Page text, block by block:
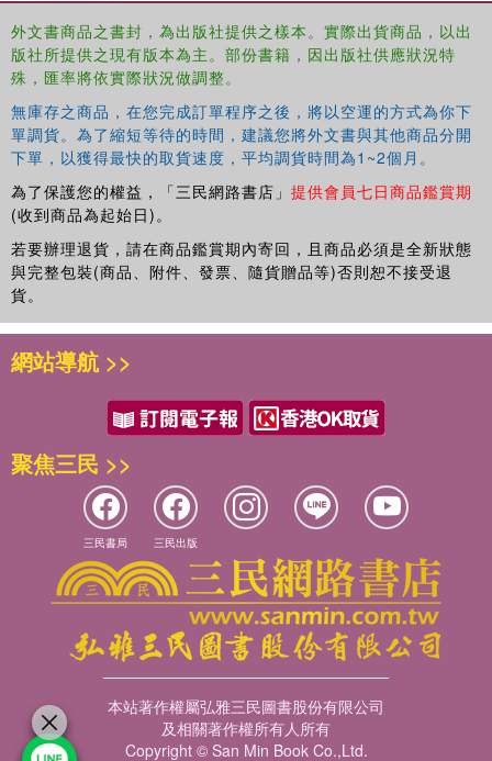
外文書商品之書封，為出版社提供之樣本。實際出貨商品，以出
版社所提供之現有版本為主。部份書籍，因出版社供應狀況特
殊，匯率將依實際狀況做調整。
無庫存之商品，在您完成訂單程序之後，將以空運的方式為你下
單調貨。為了縮短等待的時間，建議您將外文書與其他商品分開
下單，以獲得最快的取貨速度，平均調貨時間為1~2個月。
為了保護您的權益，「三民網路書店」 提供會員七日商品鑑賞期
(收到商品為起始日)。
若要辦理退貨，請在商品鑑賞期內寄回，且商品必須是全新狀態
與完整包裝(商品、附件、發票、隨貨贈品等)否則恕不接受退
貨。
網站導航 >>
聚焦三民 >>
三民書局 三民出版
本站著作權屬弘雅三民圖書股份有限公司
及相關著作權所有人所有
Copyright © San Min Book Co.,Ltd.